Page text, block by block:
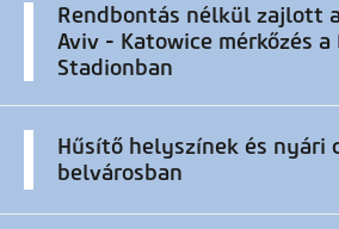
Rendbontás nélkül zajlott
Aviv - Katowice mérkőzés a
Stadionban
Hűsítő helyszínek és nyári
belvárosban